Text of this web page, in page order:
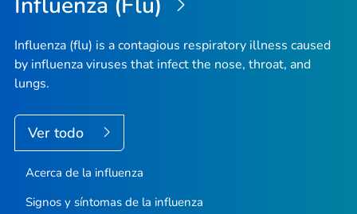
Influenza (flu) is a contagious respiratory illness caused
by influenza viruses that infect the nose, throat, and
lungs.
Ver todo
Acerca de la influenza
Signos y síntomas de la influenza